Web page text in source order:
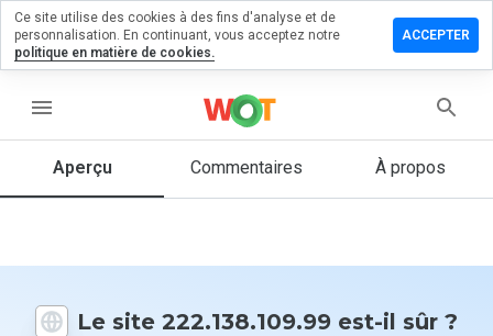
menu
Aperçu Commentaires À propos
Le site 222.138.109.99 est-il sûr ?
un
1 et 5
vous à ce
site ?
Ce site utilise des cookies à des fins d'analyse et de
personnalisation. En continuant, vous acceptez notre
politique en matière de cookies.
ACCEPTER